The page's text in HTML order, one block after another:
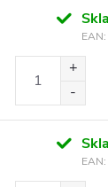
EAN:
EAN: